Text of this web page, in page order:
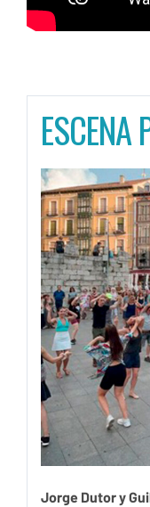
ESCENA
Jorge Dutor y